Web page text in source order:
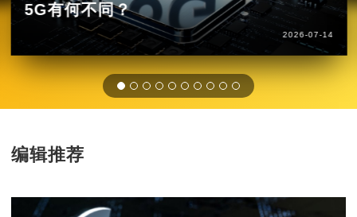
5G有何不同？
2026-07-14
编辑推荐